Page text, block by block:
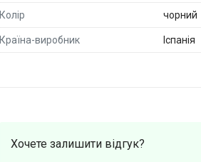
Колір чорний
Країна-виробник Іспанія
Хочете залишити відгук?